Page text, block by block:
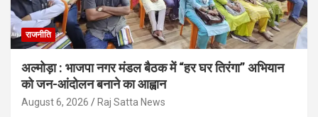
राजनीति
अल्मोड़ा : भाजपा नगर मंडल बैठक में “हर घर तिरंगा” अभियान
को जन-आंदोलन बनाने का आह्वान
August 6, 2026 Raj Satta News